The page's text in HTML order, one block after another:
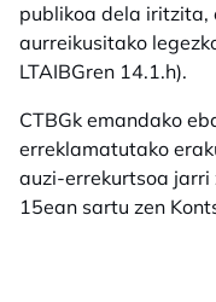
publikoa dela
aurreikusitako
LTAIBGren 14.1.h).
CTBGk emandako
erreklamatutako
auzi-errekurtsoa
15ean sartu zen